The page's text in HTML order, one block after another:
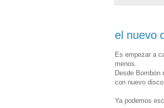
el nuevo
Es empezar a
menos.
Desde
con nuevo
Ya podemos